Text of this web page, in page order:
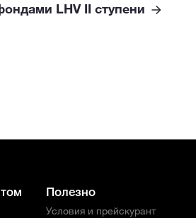
LHV II ступени
Полезно
Условия и прейскурант